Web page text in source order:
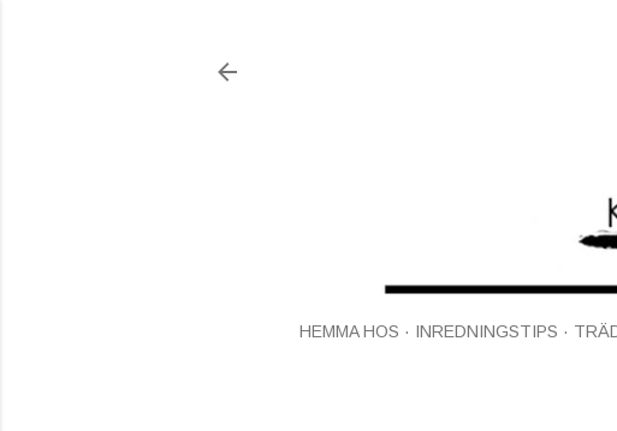
HEMMA HOS INREDNINGSTIPS